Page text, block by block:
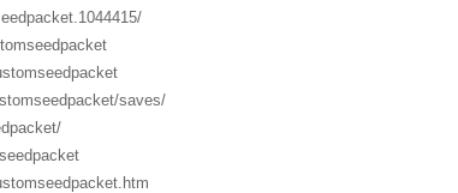
saves/